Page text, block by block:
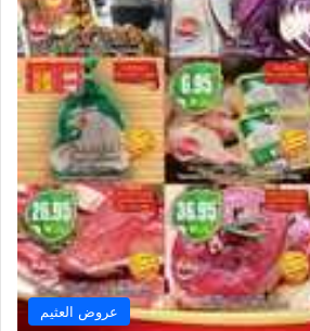
عروض العثيم